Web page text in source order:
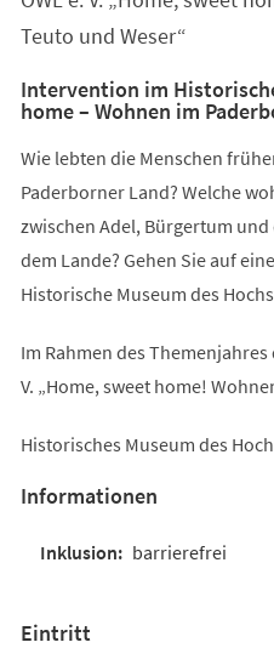
Teuto und Weser“
Intervention im
home – Wohnen im
Wie lebten die Menschen
Paderborner Land? Welche
zwischen Adel, Bürgertum
dem Lande? Gehen Sie auf
Historische Museum des
Im Rahmen des
V. „Home, sweet home!
Historisches Museum des
Informationen
barrierefrei
Eintritt